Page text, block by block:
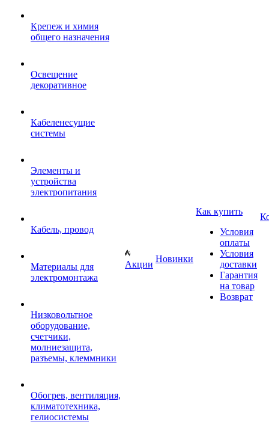
Крепеж и химия
общего назначения
Освещение
декоративное
Кабеленесущие
системы
Элементы и
устройства
электропитания
Кабель, провод
Материалы для
электромонтажа
Низковольтное
оборудование,
счетчики,
молниезащита,
разъемы, клеммники
Обогрев, вентиляция,
климатотехника,
гелиосистемы
Акции
Новинки
Как купить
Условия
оплаты
Условия
доставки
Гарантия
на товар
Возврат